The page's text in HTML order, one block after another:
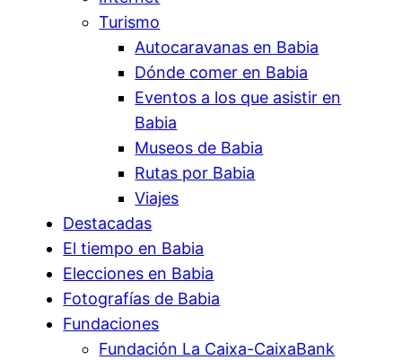
Turismo
Autocaravanas en Babia
Dónde comer en Babia
Eventos a los que asistir en
Babia
Museos de Babia
Rutas por Babia
Viajes
Destacadas
El tiempo en Babia
Elecciones en Babia
Fotografías de Babia
Fundaciones
Fundación La Caixa-CaixaBank